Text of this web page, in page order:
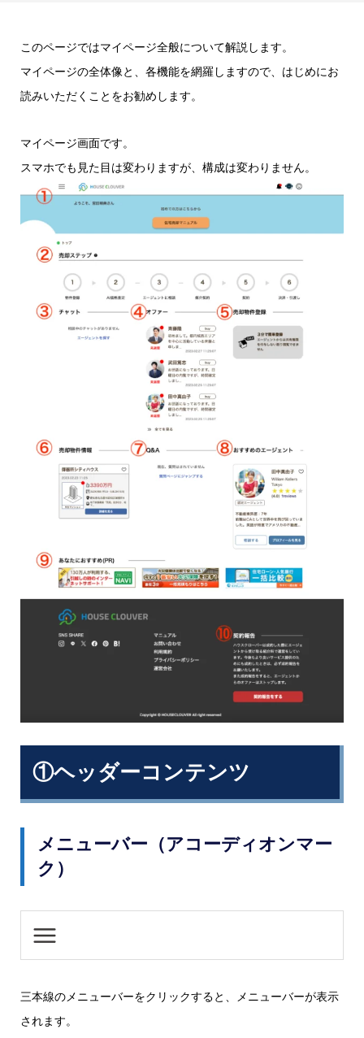
このページではマイページ全般について解説します。
マイページの全体像と、各機能を網羅しますので、はじめにお
読みいただくことをお勧めします。
マイページ画面です。
スマホでも見た目は変わりますが、構成は変わりません。
①ヘッダーコンテンツ
メニューバー（アコーディオンマー
ク）
三本線のメニューバーをクリックすると、メニューバーが表示
されます。